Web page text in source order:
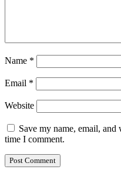
Name *
Email *
Website
Save my name, email,
time I comment.